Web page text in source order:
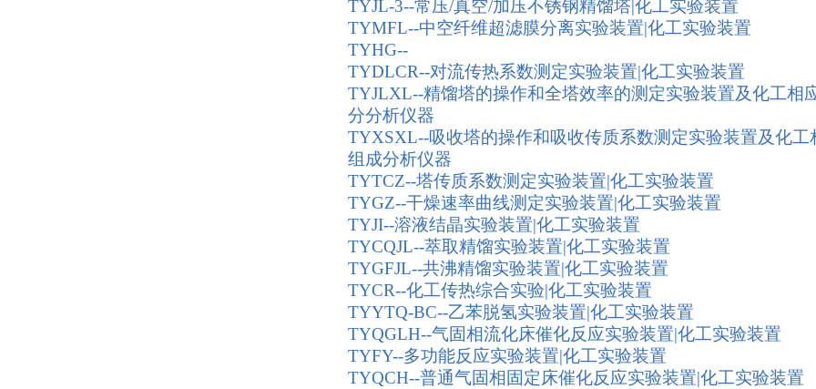
TYJL-3--常压/真空/加压不锈钢精馏塔|化工实验装置
TYMFL--中空纤维超滤膜分离实验装置|化工实验装置
TYHG--
TYDLCR--对流传热系数测定实验装置|化工实验装置
TYJLXL--精馏塔的操作和全塔效率的测定实验装置及化工相
分分析仪器
TYXSXL--吸收塔的操作和吸收传质系数测定实验装置及化工
组成分析仪器
TYTCZ--塔传质系数测定实验装置|化工实验装置
TYGZ--干燥速率曲线测定实验装置|化工实验装置
TYJI--溶液结晶实验装置|化工实验装置
TYCQJL--萃取精馏实验装置|化工实验装置
TYGFJL--共沸精馏实验装置|化工实验装置
TYCR--化工传热综合实验|化工实验装置
TYYTQ-BC--乙苯脱氢实验装置|化工实验装置
TYQGLH--气固相流化床催化反应实验装置|化工实验装置
TYFY--多功能反应实验装置|化工实验装置
TYQCH--普通气固相固定床催化反应实验装置|化工实验装置